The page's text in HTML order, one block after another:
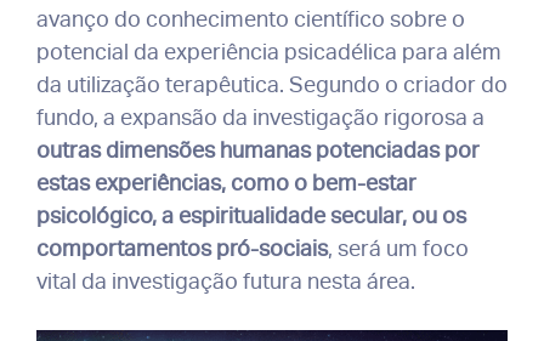
avanço do conhecimento científico sobre o
potencial da experiência psicadélica para além
da utilização terapêutica. Segundo o criador do
fundo, a expansão da investigação rigorosa a
outras dimensões humanas potenciadas por
estas experiências, como o bem-estar
psicológico, a espiritualidade secular, ou os
comportamentos pró-sociais, será um foco
vital da investigação futura nesta área.